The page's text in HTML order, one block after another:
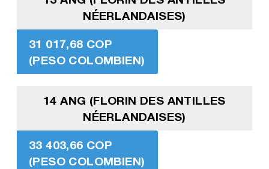
NÉERLANDAISES)
31 017,68 COP
(PESO COLOMBIEN)
14 ANG (FLORIN DES ANTILLES
NÉERLANDAISES)
33 403,66 COP
(PESO COLOMBIEN)